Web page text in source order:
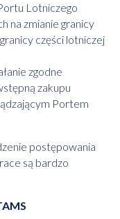
Lotniczego
na zmianie granicy
części lotniczej
zgodne
zakupu
Portem
postępowania
są bardzo